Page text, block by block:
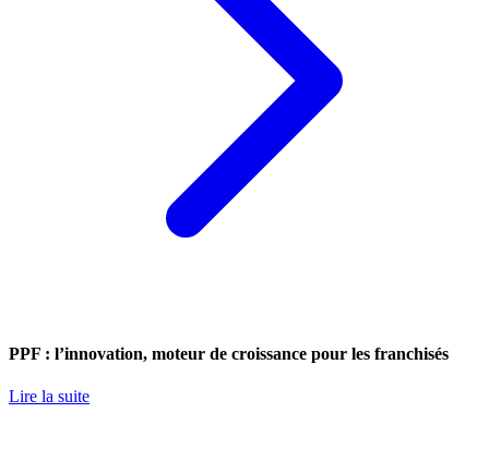
PPF : l’innovation, moteur de croissance pour les franchisés
Lire la suite